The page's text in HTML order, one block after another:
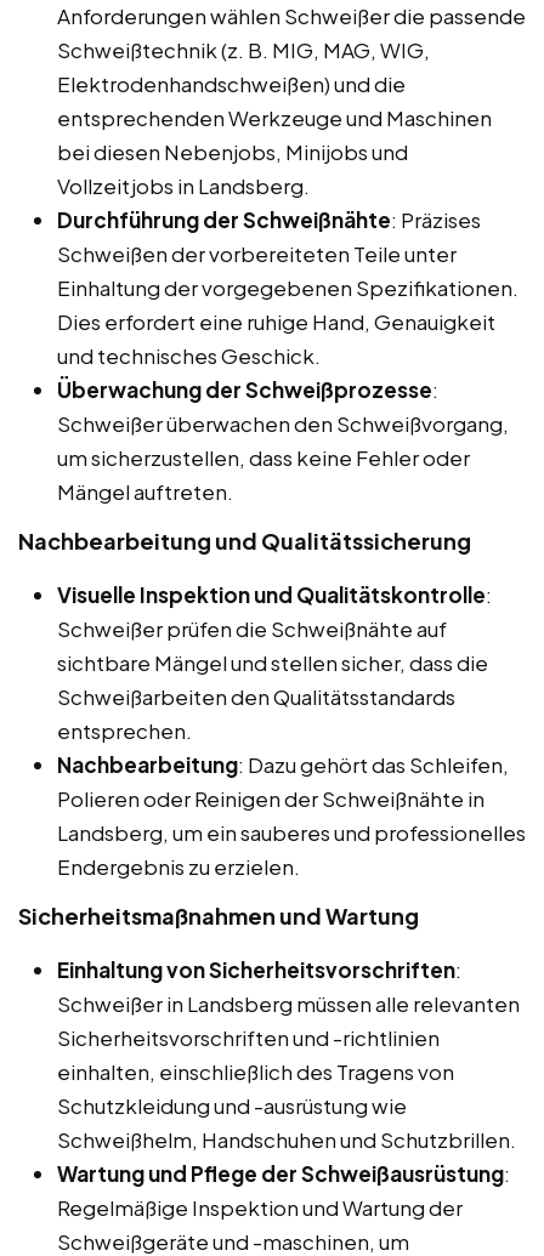
Anforderungen wählen Schweißer die passende
Schweißtechnik (z. B. MIG, MAG, WIG,
Elektrodenhandschweißen) und die
entsprechenden Werkzeuge und Maschinen
bei diesen Nebenjobs, Minijobs und
Vollzeitjobs in Landsberg.
Durchführung der Schweißnähte: Präzises
Schweißen der vorbereiteten Teile unter
Einhaltung der vorgegebenen Spezifikationen.
Dies erfordert eine ruhige Hand, Genauigkeit
und technisches Geschick.
Überwachung der Schweißprozesse:
Schweißer überwachen den Schweißvorgang,
um sicherzustellen, dass keine Fehler oder
Mängel auftreten.
Nachbearbeitung und Qualitätssicherung
Visuelle Inspektion und Qualitätskontrolle:
Schweißer prüfen die Schweißnähte auf
sichtbare Mängel und stellen sicher, dass die
Schweißarbeiten den Qualitätsstandards
entsprechen.
Nachbearbeitung: Dazu gehört das Schleifen,
Polieren oder Reinigen der Schweißnähte in
Landsberg, um ein sauberes und professionelles
Endergebnis zu erzielen.
Sicherheitsmaßnahmen und Wartung
Einhaltung von Sicherheitsvorschriften:
Schweißer in Landsberg müssen alle relevanten
Sicherheitsvorschriften und -richtlinien
einhalten, einschließlich des Tragens von
Schutzkleidung und -ausrüstung wie
Schweißhelm, Handschuhen und Schutzbrillen.
Wartung und Pflege der Schweißausrüstung:
Regelmäßige Inspektion und Wartung der
Schweißgeräte und -maschinen, um